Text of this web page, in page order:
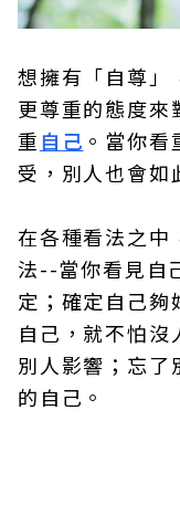
想擁有「自尊」
更尊重的態度來
重自己 。當你
受，別人也會如
在各種看法之中
法--當你看見自
定；確定自己夠
自己，就不怕
別人影響；忘了
的自己。